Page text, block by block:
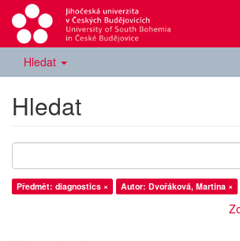
Hledat
Hledat
Předmět: diagnostics × Autor: Dvořáková, Martina ×